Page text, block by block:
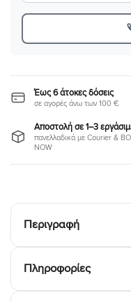
Έως 6 άτοκες δόσεις
σε αγορές άνω των 100 €
Αποστολή σε 1–3
πανελλαδικά με Courier &
NOW
Περιγραφή
Πληροφορίες